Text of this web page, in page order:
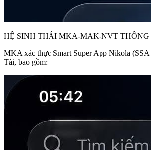
HỆ SINH THÁI MKA-MAK-NVT THÔNG
MKA xác thực Smart Super App Nikola
Tài, bao gồm: